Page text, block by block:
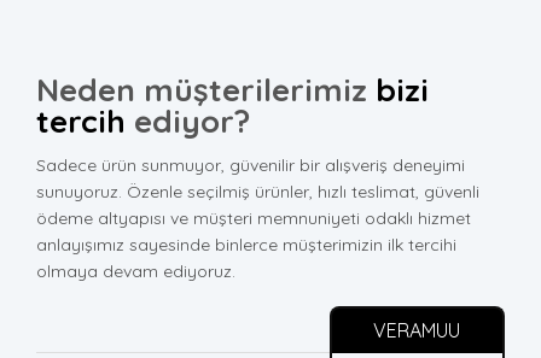
Neden müşterilerimiz bizi
tercih ediyor?
Sadece ürün sunmuyor, güvenilir bir alışveriş deneyimi
sunuyoruz. Özenle seçilmiş ürünler, hızlı teslimat, güvenli
ödeme altyapısı ve müşteri memnuniyeti odaklı hizmet
anlayışımız sayesinde binlerce müşterimizin ilk tercihi
olmaya devam ediyoruz.
VERAMUU